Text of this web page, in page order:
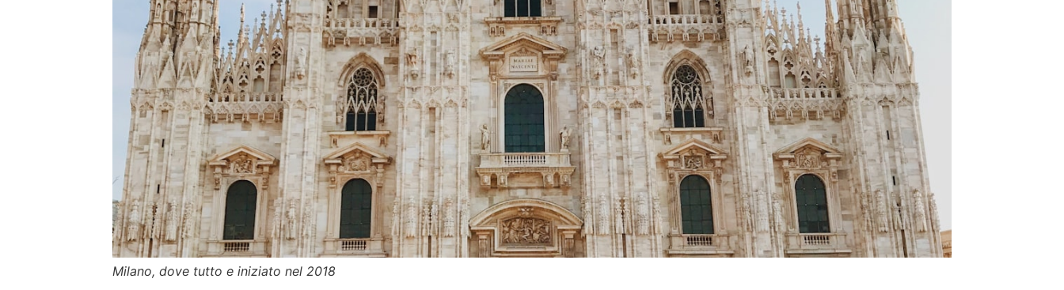
Milano, dove tutto e iniziato nel 2018